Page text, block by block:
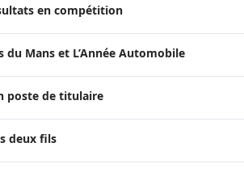
en compétition
du Mans et L’Année Automobile
poste de titulaire
deux fils